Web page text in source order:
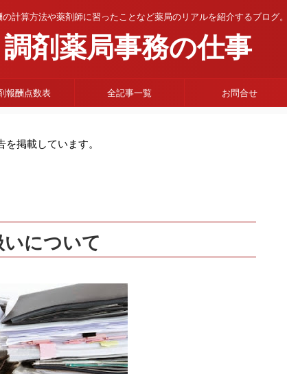
計算方法や薬剤師に習ったことなど薬局のリアルを紹介するブログ。
調剤薬局事務の仕事
報酬点数表 全記事一覧 お問合せ
掲載しています。
について